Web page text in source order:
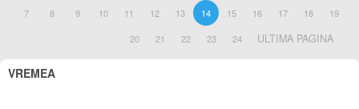
7
8 9 10 11 12 13 14 15 16 17 18
19
20
21 22 23 24 ULTIMA PAGINA
VREMEA